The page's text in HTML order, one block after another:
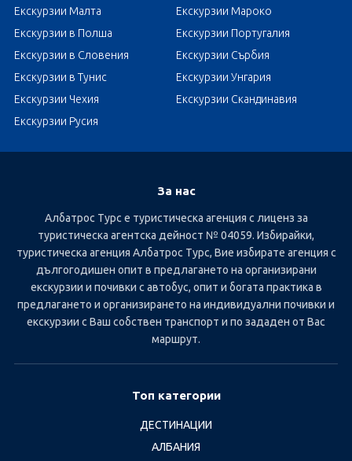
Екскурзии Малта
Екскурзии Мароко
Екскурзии в Полша
Екскурзии Португалия
Екскурзии в Словения
Екскурзии Сърбия
Екскурзии в Тунис
Екскурзии Унгария
Екскурзии Чехия
Екскурзии Скандинавия
Екскурзии Русия
За нас
Албатрос Турс е туристическа агенция с лиценз за
туристическа агентска дейност № 04059. Избирайки,
туристическа агенция Албатрос Турс, Вие избирате агенция с
дългогодишен опит в предлагането на организирани
екскурзии и почивки с автобус, опит и богата практика в
предлагането и организирането на индивидуални почивки и
екскурзии с Ваш собствен транспорт и по зададен от Вас
маршрут.
Топ категории
ДЕСТИНАЦИИ
АЛБАНИЯ